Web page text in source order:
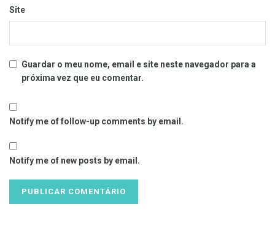
Site
Guardar o meu nome, email e site neste navegador para a
próxima vez que eu comentar.
Notify me of follow-up comments by email.
Notify me of new posts by email.